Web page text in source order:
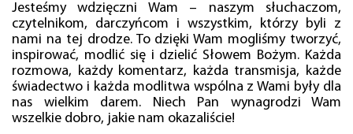
Jesteśmy wdzięczni Wam – naszym słuchaczom,
czytelnikom, darczyńcom i wszystkim, którzy byli z
nami na tej drodze. To dzięki Wam mogliśmy tworzyć,
inspirować, modlić się i dzielić Słowem Bożym. Każda
rozmowa, każdy komentarz, każda transmisja, każde
świadectwo i każda modlitwa wspólna z Wami były dla
nas wielkim darem. Niech Pan wynagrodzi Wam
wszelkie dobro, jakie nam okazaliście!